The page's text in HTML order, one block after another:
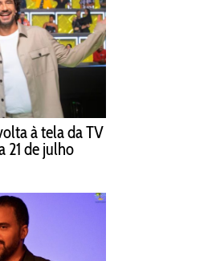
à tela da TV
21 de julho